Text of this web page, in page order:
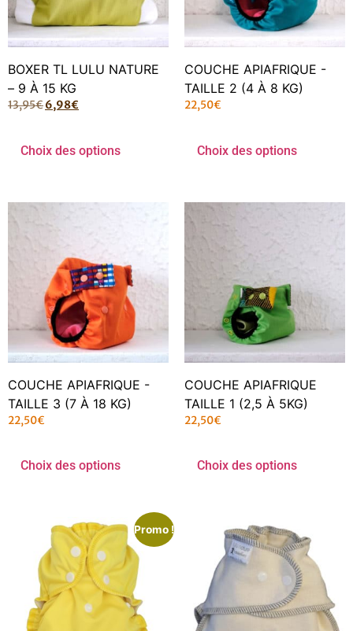
BOXER TL LULU NATURE
– 9 À 15 KG
13,95€6,98€
Choix des options
COUCHE APIAFRIQUE -
TAILLE 2 (4 À 8 KG)
22,50€
Choix des options
COUCHE APIAFRIQUE -
TAILLE 3 (7 À 18 KG)
22,50€
Choix des options
COUCHE APIAFRIQUE
TAILLE 1 (2,5 À 5KG)
22,50€
Choix des options
Promo !